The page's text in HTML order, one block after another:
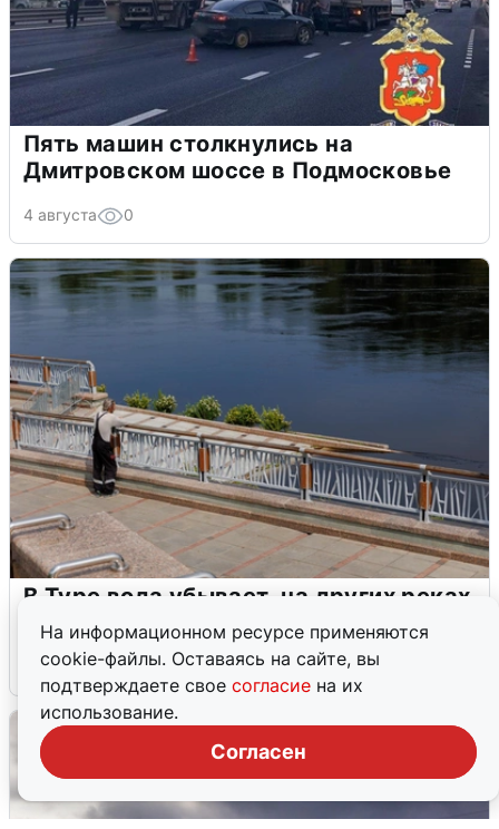
На информационном ресурсе применяются
cookie-файлы. Оставаясь на сайте, вы
подтверждаете свое согласие на их
использование.
Согласен
Пять машин столкнулись на
Дмитровском шоссе в Подмосковье
4 августа 0
В Туре вода убывает, на других реках
области прибывает
4 августа 0